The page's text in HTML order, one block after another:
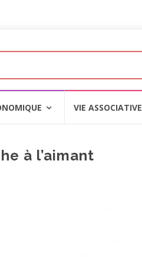
VIE ASSOCIATIVE
à l’aimant